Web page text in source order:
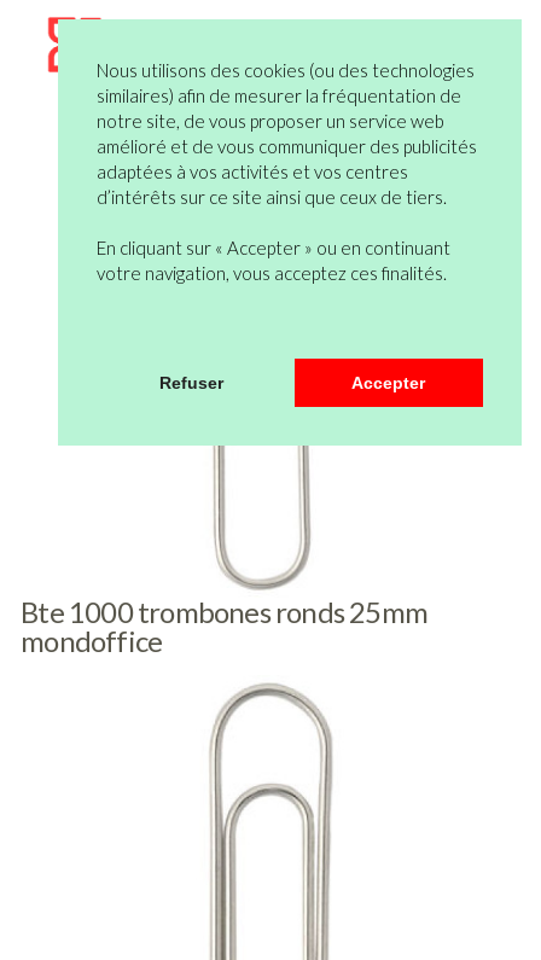
Nous utilisons des cookies (ou des technologies
similaires) afin de mesurer la fréquentation de
notre site, de vous proposer un service web
amélioré et de vous communiquer des publicités
adaptées à vos activités et vos centres
d’intérêts sur ce site ainsi que ceux de tiers.
En cliquant sur « Accepter » ou en continuant
votre navigation, vous acceptez ces finalités.
Refuser Accepter
Bte 1000 trombones ronds 25mm
mondoffice